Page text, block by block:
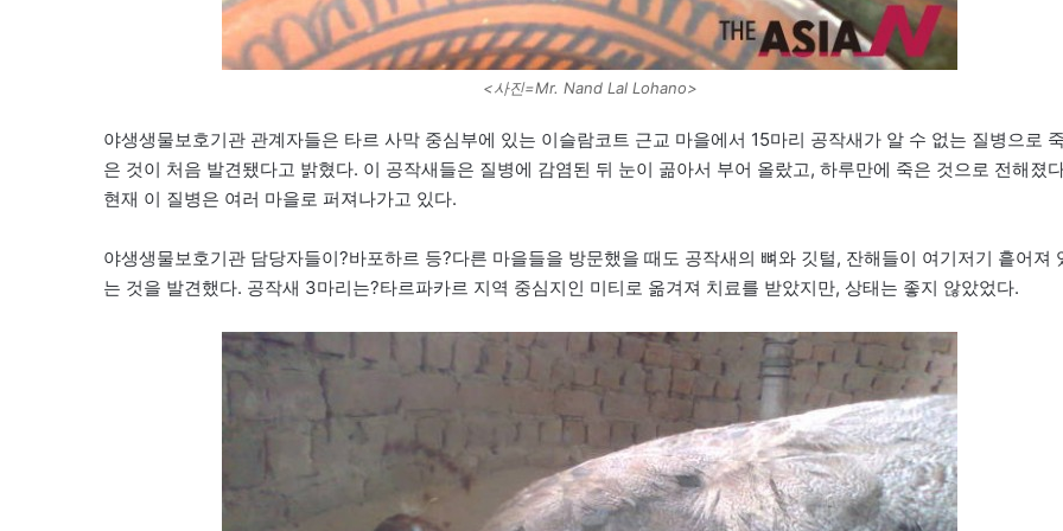
<사진=Mr. Nand Lal Lohano>
야생생물보호기관 관계자들은 타르 사막 중심부에 있는 이슬람코트 근교 마을에서 15마리 공작새가 알 수 없는 질병으로 죽
은 것이 처음 발견됐다고 밝혔다. 이 공작새들은 질병에 감염된 뒤 눈이 곪아서 부어 올랐고, 하루만에 죽은 것으로 전해졌
현재 이 질병은 여러 마을로 퍼져나가고 있다.
야생생물보호기관 담당자들이?바포하르 등?다른 마을들을 방문했을 때도 공작새의 뼈와 깃털, 잔해들이 여기저기 흩어져
는 것을 발견했다. 공작새 3마리는?타르파카르 지역 중심지인 미티로 옮겨져 치료를 받았지만, 상태는 좋지 않았었다.